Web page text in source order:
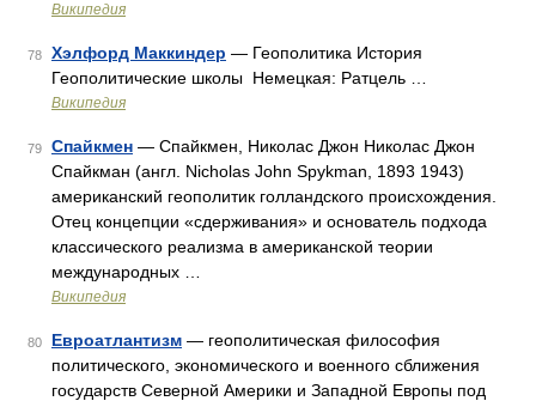
Википедия
78 Хэлфорд Маккиндер — Геополитика История
Геополитические школы Немецкая: Ратцель …
Википедия
79 Спайкмен — Спайкмен, Николас Джон Николас Джон
Спайкман (англ. Nicholas John Spykman, 1893 1943)
американский геополитик голландского происхождения.
Отец концепции «сдерживания» и основатель подхода
классического реализма в американской теории
международных …
Википедия
80 Евроатлантизм — геополитическая философия
политического, экономического и военного сближения
государств Северной Америки и Западной Европы под